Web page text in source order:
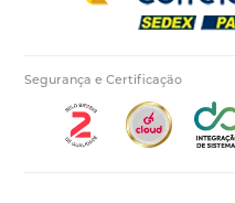
Segurança e Certificação